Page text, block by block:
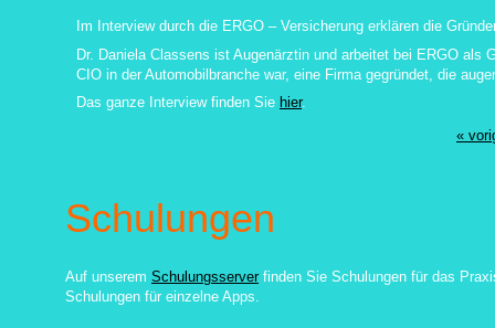
Im Interview durch die ERGO – Versicherung erklären die
Dr. Daniela Classens ist Augenärztin und arbeitet bei ERGO
CIO in der Automobilbranche war, eine Firma gegründet, die
Das ganze Interview finden Sie hier.
«
Schulungen
Auf unserem Schulungsserver finden Sie Schulungen für das
Schulungen für einzelne Apps.